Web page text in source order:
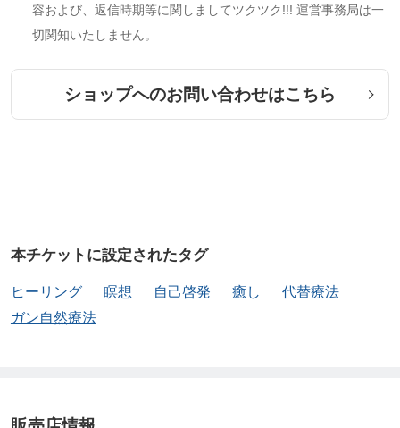
容および、返信時期等に関しましてツクツク!!! 運営事務局は一
切関知いたしません。
ショップへのお問い合わせはこちら
本チケットに設定されたタグ
ヒーリング 瞑想 自己啓発 癒し
代替療法
ガン自然療法